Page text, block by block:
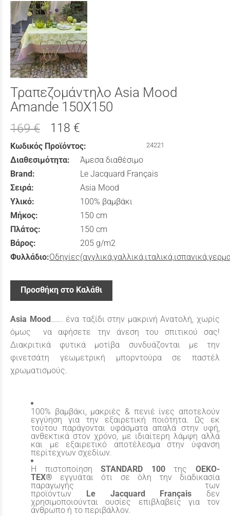
Τραπεζομάντηλο Asia Mood
Amande 150X150
169 € 118 €
Κωδικός Προϊόντος: 24221
Διαθεσιμότητα:
Άμεσα διαθέσιμο
Brand:
Le Jacquard Français
Σειρά:
Asia Mood
Υλικό:
100% βαμβάκι
Μήκος:
150 cm
Πλάτος:
150 cm
Βάρος:
205 g/m2
Φυλλάδιο:
Προσθήκη στο Καλάθι
Asia Mood……. ένα ταξίδι στην μακρινή Ανατολή, χωρίς
όμως να αφήσετε την άνεση του σπιτικού σας!
Διακριτικά φυτικά μοτίβα συνδυάζονται με την
φινετσάτη γεωμετρική μπορντούρα σε παστέλ
χρωματισμούς.
100% βαμβάκι, μακριές & πενιέ ίνες αποτελούν
εγγύηση για την εξαιρετική ποιότητα. Ως εκ
τούτου παράγονται υφάσματα απαλά στην υφή,
ανθεκτικά στον χρόνο, με ιδιαίτερη λάμψη αλλά
και με εξαιρετικό αποτέλεσμα στην ύφανση
περίτεχνων σχεδίων.
Η πιστοποίηση
STANDARD 100 της OEKO-
TEX®
εγγυάται ότι σε όλη την διαδικασία
παραγωγής των
προϊόντων
Le Jacquard Français
δεν
χρησιμοποιούνται ουσίες επιβλαβείς για τον
άνθρωπο ή το περιβάλλον.